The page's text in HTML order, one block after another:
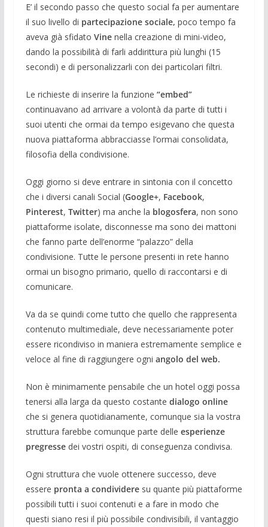
E’ il secondo passo che questo social fa per aumentare
il suo livello di partecipazione sociale, poco tempo fa
aveva già sfidato Vinenella creazione di mini-video,
dando la possibilità di farli addirittura più lunghi (15
secondi) e di personalizzarli con dei particolari filtri.
Le richieste di inserire la funzione “embed”
continuavano ad arrivare a volontà da parte di tutti i
suoi utenti che ormai da tempo esigevano che questa
nuova piattaforma abbracciasse l’ormai consolidata,
filosofia della condivisione.
Oggi giorno si deve entrare in sintonia con il concetto
che i diversi canali Social (Google+, Facebook,
Pinterest, Twitter) ma anche la blogosfera, non sono
piattaforme isolate, disconnesse ma sono dei mattoni
che fanno parte dell’enorme “palazzo” della
condivisione. Tutte le persone presenti in rete hanno
ormai un bisogno primario, quello di raccontarsi e di
comunicare.
Va da se quindi come tutto che quello che rappresenta
contenuto multimediale, deve necessariamente poter
essere ricondiviso in maniera estremamente semplice e
veloce al fine di raggiungere ogni angolo del web.
Non è minimamente pensabile che un hotel oggi possa
tenersi alla larga da questo costante dialogo online
che si genera quotidianamente, comunque sia la vostra
struttura farebbe comunque parte delle esperienze
pregressedei vostri ospiti, di conseguenza condivisa.
Ogni struttura che vuole ottenere successo, deve
essere pronta a condivideresu quante più piattaforme
possibili tutti i suoi contenuti e a fare in modo che
questi siano resi il più possibile condivisibili, il vantaggio